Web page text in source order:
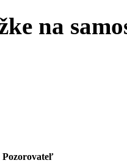
na
Pozorovateľ